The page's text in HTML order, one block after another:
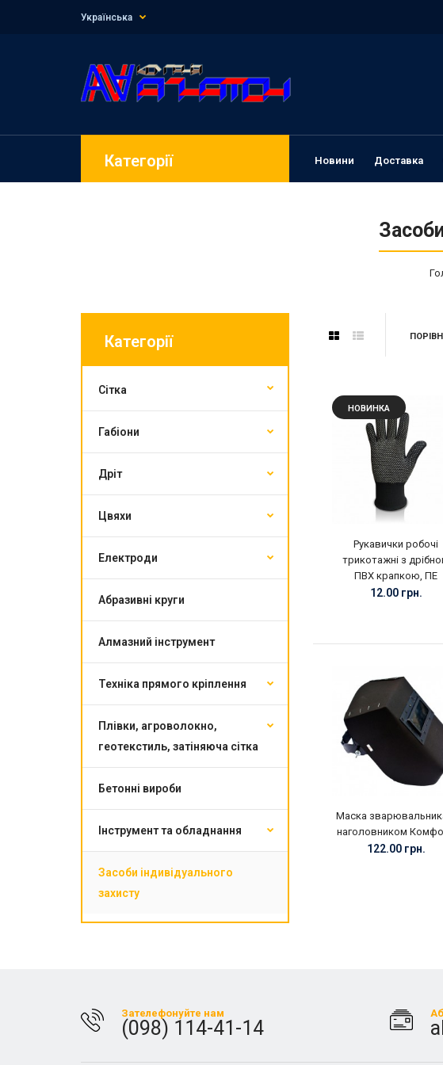
Українська
Категорії Новини Доставка
Категорії
Сітка
Габіони
Дріт
Цвяхи
Електроди
Абразивні круги
Алмазний інструмент
Техніка прямого кріплення
Плівки, агроволокно,
геотекстиль, затіняюча сітка
Бетонні вироби
Інструмент та обладнання
Засоби індивідуального
захисту
НОВИНКА
Рукавички робочі
трикотажні з
ПВХ крапкою, ПЕ
12.00 грн.
Маска
наголовником
122.00 грн.
Зателефонуйте нам
(098) 114-41-14